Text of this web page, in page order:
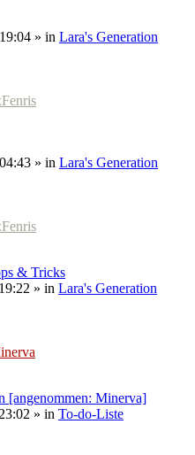
» in Lara's Generation
» in Lara's Generation
& Tricks
» in Lara's Generation
[angenommen: Minerva]
» in To-do-Liste